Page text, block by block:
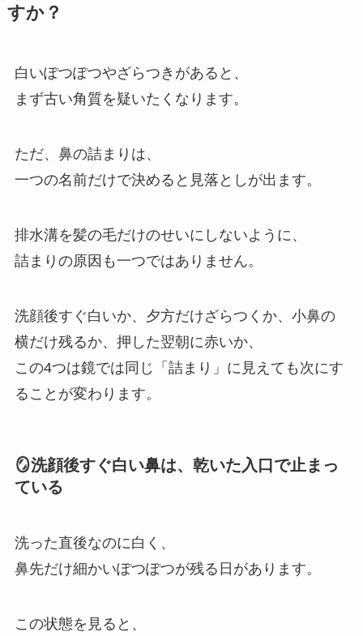
すか？
白いぽつぽつやざらつきがあると、
まず古い角質を疑いたくなります。
ただ、鼻の詰まりは、
一つの名前だけで決めると見落としが出ます。
排水溝を髪の毛だけのせいにしないように、
詰まりの原因も一つではありません。
洗顔後すぐ白いか、夕方だけざらつくか、小鼻の
横だけ残るか、押した翌朝に赤いか、
この4つは鏡では同じ「詰まり」に見えても次にす
ることが変わります。
🪞洗顔後すぐ白い鼻は、乾いた入口で止まっ
ている
洗った直後なのに白く、
鼻先だけ細かいぽつぽつが残る日があります。
この状態を見ると、